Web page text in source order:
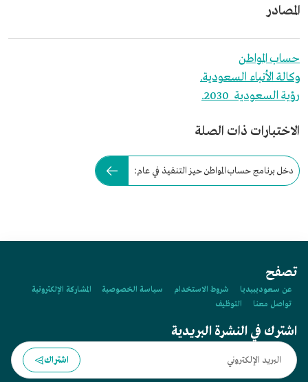
المصادر
حساب المواطن
وكالة الأنباء السعودية.
رؤية السعودية 2030.
الاختبارات ذات الصلة
دخل برنامج حساب المواطن حيز التنفيذ في عام:
تصفح
عن سعوديبيديا شروط الاستخدام سياسة الخصوصية
المشاركة الإلكترونية
تواصل معنا
التوظيف
اشترك في النشرة البريدية
اشتراك